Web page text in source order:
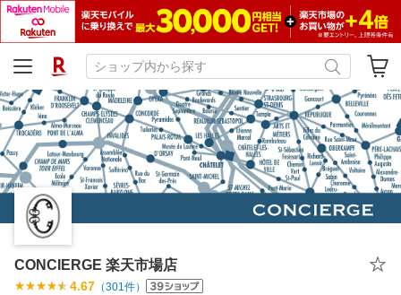
CONCIERGE 楽天市場店
4.67 （301件）